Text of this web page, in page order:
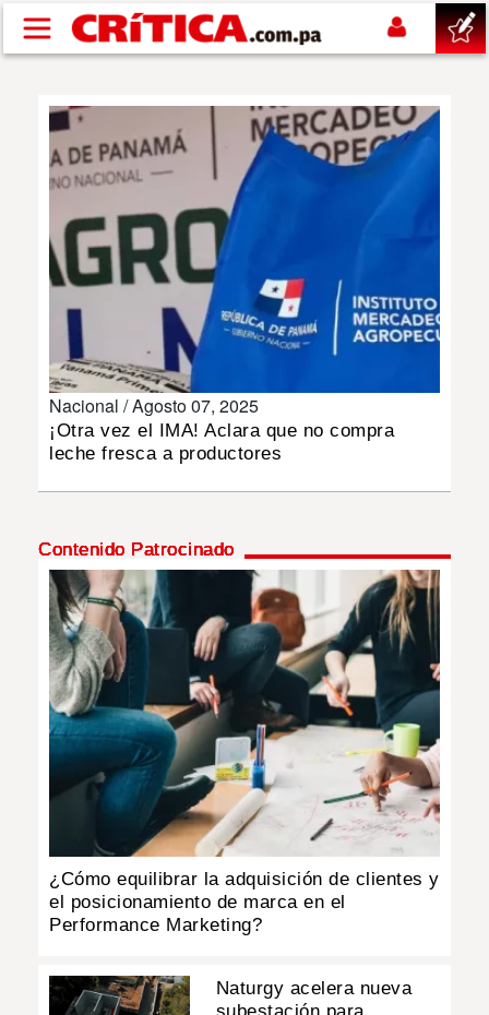
Pasar al contenido principal
SUCESOS
NACIONAL
POLÍTICA
DEPORTES
MULTIMEDIA
IMPRESO
Nacional /Agosto 07, 2025
¡Otra vez el IMA! Aclara que no compra
leche fresca a productores
Contenido Patrocinado
¿Cómo equilibrar la adquisición de clientes y
el posicionamiento de marca en el
Performance Marketing?
Naturgy acelera nueva